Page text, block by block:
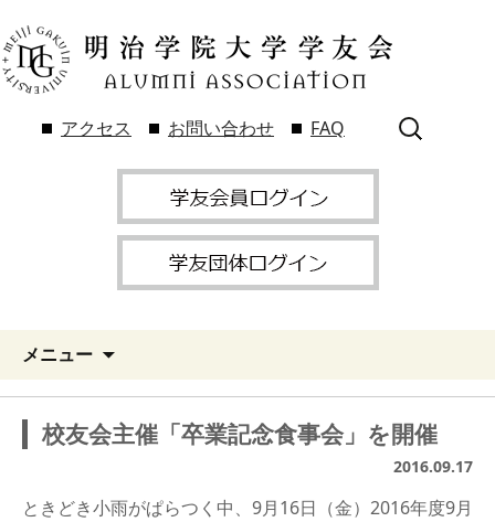
アクセス お問い合わせ FAQ
検
索:
メニュー
校友会主催「卒業記念食事会」を開催
2016.09.17
ときどき小雨がぱらつく中、9月16日（金）2016年度9月